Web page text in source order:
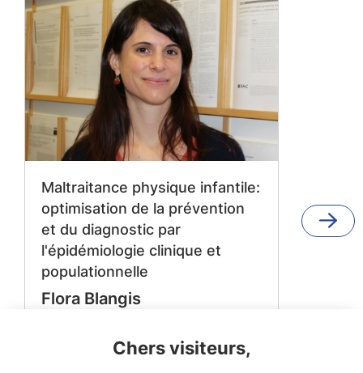
Maltraitance physique infantile:
optimisation de la prévention
et du diagnostic par
l'épidémiologie clinique et
populationnelle
Flora Blangis
Encadrant.es : Martin Chalumeau, Elise
Chers visiteurs,